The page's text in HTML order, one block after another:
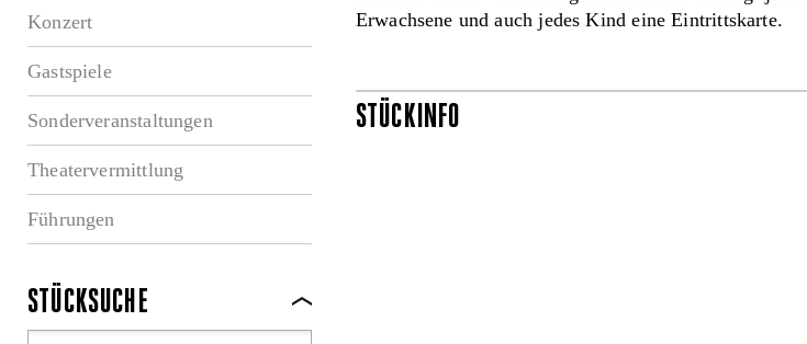
Konzert
Gastspiele
Sonderveranstaltungen
Theatervermittlung
Führungen
STÜCKSUCHE
Erwachsene und auch jedes Kind eine Eintrittskarte.
STÜCKINFO